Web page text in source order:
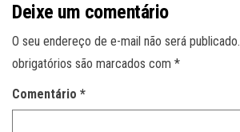
Deixe um comentário
O seu endereço de e-mail não será publicado.
obrigatórios são marcados com *
Comentário *